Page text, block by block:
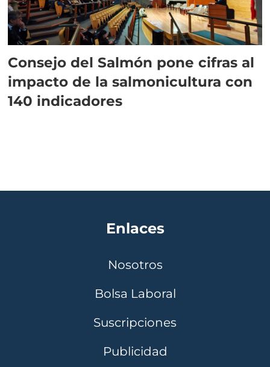
Consejo del Salmón pone cifras al
impacto de la salmonicultura con
140 indicadores
Enlaces
Nosotros
Bolsa Laboral
Suscripciones
Publicidad